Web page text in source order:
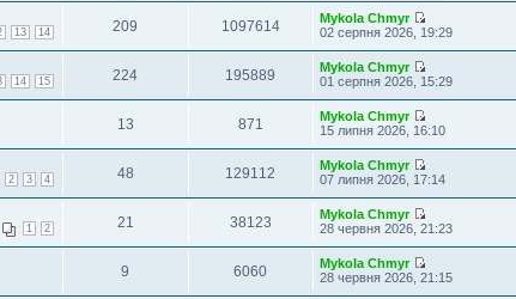
13 14 209 1097614
Mykola Chmyr
02 серпня 2026, 19:29
14 15 224 195889
Mykola Chmyr
01 серпня 2026, 15:29
13 871
Mykola Chmyr
15 липня 2026, 16:10
2 3 4 48 129112
Mykola Chmyr
07 липня 2026, 17:14
1 2 21 38123
Mykola Chmyr
28 червня 2026, 21:23
9 6060
Mykola Chmyr
28 червня 2026, 21:15